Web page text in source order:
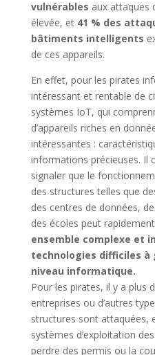
vulnérables aux attaques
élevée, et 41 % des
bâtiments intelligents
de ces appareils.
En effet, pour les pirates
intéressant et rentable de
systèmes IoT, qui
d’appareils riches en
intéressantes :
informations précieuses. Il
signaler que le
des structures telles que
des centres de données,
des écoles peut
ensemble complexe et
technologies difficiles à
niveau informatique.
Pour les pirates, il y a plus
entreprises ou d’autres
structures sont attaquées,
systèmes d’exploitation
perdre des permis ou la